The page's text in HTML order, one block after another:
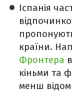
Іспанія
країни.
Фронтера
кіньми та
менш